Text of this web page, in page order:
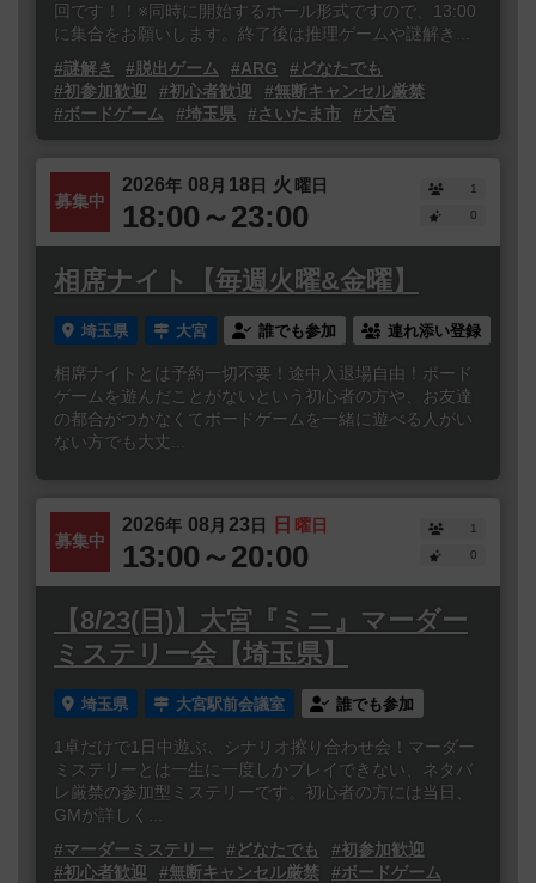
回です！！※同時に開始するホール形式ですので、13:00
に集合をお願いします。終了後は推理ゲームや謎解き...
#謎解き
#脱出ゲーム #ARG
#どなたでも
#初参加歓迎
#初心者歓迎
#無断キャンセル厳禁
#ボードゲーム
#埼玉県 #さいたま市 #大宮
募集中
2026年 08 月 18日 火 曜日
18:00～23:00
1
0
相席ナイト【毎週火曜&金曜】
埼玉県 大宮 誰でも参加 連れ添い登録
相席ナイトとは予約一切不要！途中入退場自由！ボード
ゲームを遊んだことがないという初心者の方や、お友達
の都合がつかなくてボードゲームを一緒に遊べる人がい
ない方でも大丈...
募集中
2026年 08 月 23日 日 曜日
13:00～20:00
1
0
【8/23(日)】大宮『ミニ』マーダー
ミステリー会【埼玉県】
埼玉県 大宮駅前会議室 誰でも参加
1卓だけで1日中遊ぶ、シナリオ擦り合わせ会！マーダー
ミステリーとは一生に一度しかプレイできない、ネタバ
レ厳禁の参加型ミステリーです。初心者の方には当日、
GMが詳しく...
#マーダーミステリー
#どなたでも
#初参加歓迎
#初心者歓迎
#無断キャンセル厳禁
#ボードゲーム